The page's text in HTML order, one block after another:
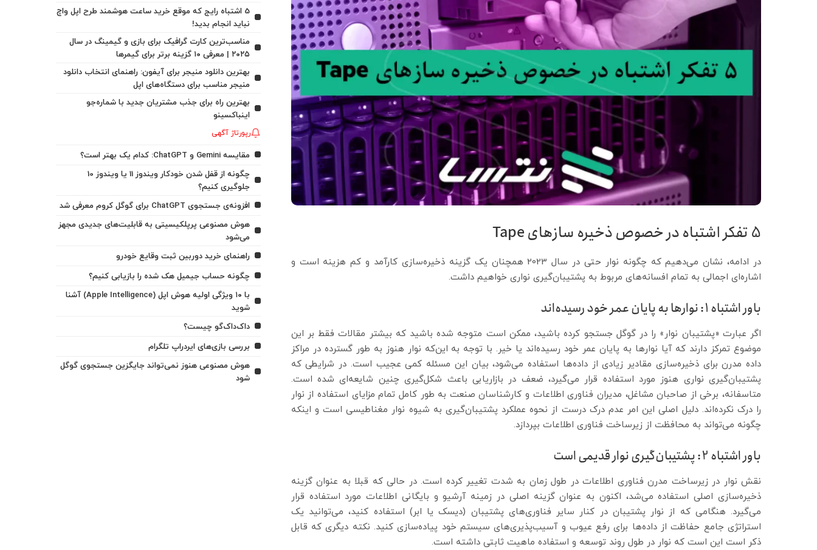
5 تفکر اشتباه در خصوص ذخیره سازهای Tape
در ادامه، نشان می‌دهیم که چگونه نوار حتی در سال 2023 همچنان یک گزینه ذخیره‌سازی کارآمد و کم‌ هزینه است و
اشاره‌ای اجمالی به تمام افسانه‌های مربوط به پشتیبان‌گیری نواری خواهیم داشت.
باور اشتباه 1: نوارها به پایان عمر خود رسیده‌اند
اگر عبارت «پشتیبان نوار» را در گوگل جستجو کرده باشید، ممکن است متوجه شده باشید که بیشتر مقالات فقط بر این
موضوع تمرکز دارند که آیا نوارها به پایان عمر خود رسیده‌اند یا خیر. با توجه به این‌که نوار هنوز به طور گسترده در مراکز
داده مدرن برای ذخیره‌سازی مقادیر زیادی از داده‌ها استفاده می‌شود، بیان این مسئله کمی عجیب است. در شرایطی که
پشتیبان‌گیری نواری هنوز مورد استفاده قرار می‌گیرد، ضعف در بازاریابی باعث شکل‌گیری چنین شایعه‌ای شده است.
متاسفانه، برخی از صاحبان مشاغل، مدیران فناوری اطلاعات و کارشناسان صنعت به طور کامل تمام مزایای استفاده از نوار
را درک نکرده‌اند. دلیل اصلی این امر عدم درک درست از نحوه عملکرد پشتیبان‌گیری به شیوه نوار مغناطیسی است و اینکه
چگونه می‌تواند به محافظت از زیرساخت فناوری اطلاعات بپردازد.
باور اشتباه 2: پشتیبان‌گیری نوار قدیمی است
نقش نوار در زیرساخت مدرن فناوری اطلاعات در طول زمان به شدت تغییر کرده است. در حالی که قبلا به عنوان گزینه
ذخیره‌سازی اصلی استفاده می‌شد، اکنون به عنوان گزینه‌ اصلی در زمینه آرشیو و بایگانی اطلاعات مورد استفاده قرار
می‌گیرد. هنگامی که از نوار پشتیبان در کنار سایر فناوری‌های پشتیبان (دیسک یا ابر) استفاده کنید، می‌توانید یک
استراتژی جامع حفاظت از داده‌ها برای رفع عیوب و آسیب‌پذیری‌های سیستم خود پیاده‌سازی کنید. نکته دیگری که قابل
ذکر است این است که نوار در طول روند توسعه و استفاده ماهیت ثابتی داشته است.
5 اشتباه رایج که موقع خرید ساعت هوشمند طرح اپل واچ
نباید انجام بدید!
مناسب‌ترین کارت گرافیک برای بازی و گیمینگ در سال
۲۰۲۵ | معرفی ۱۰ گزینه برتر برای گیمرها
بهترین دانلود منیجر برای آیفون: راهنمای انتخاب دانلود
منیجر مناسب برای دستگاه‌های اپل
بهترین راه برای جذب مشتریان جدید با شماره‌جو
اینباکسینو
رپورتاژ آگهی
مقایسه Gemini و ChatGPT: کدام یک بهتر است؟
چگونه از قفل شدن خودکار ویندوز 11 یا ویندوز 10
جلوگیری کنیم؟
افزونه‌ی جستجوی ChatGPT برای گوگل کروم معرفی شد
هوش مصنوعی پرپلکیسیتی به قابلیت‌های جدیدی مجهز
می‌شود
راهنمای خرید دوربین ثبت وقایع خودرو
چگونه حساب جیمیل هک شده را بازیابی کنیم؟
با ۱۰ ویژگی اولیه هوش اپل (Apple Intelligence) آشنا
شوید
داک‌داک‌گو چیست؟
بررسی بازی‌های ایردراپ تلگرام
هوش مصنوعی هنوز نمی‌تواند جایگزین جستجوی گوگل
شود